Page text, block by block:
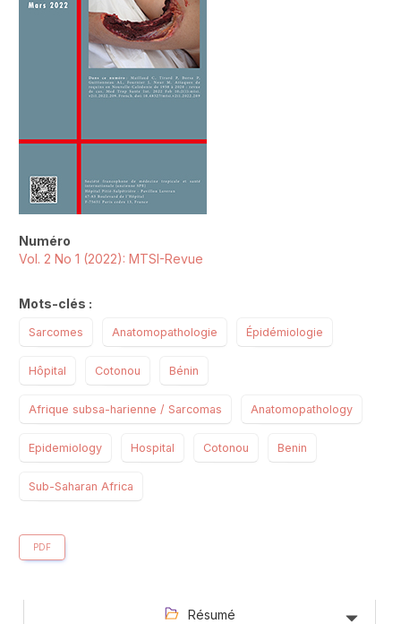
Numéro
Vol. 2 No 1 (2022): MTSI-Revue
Mots-clés :
Sarcomes Anatomopathologie Épidémiologie
Hôpital Cotonou Bénin
Afrique subsa-harienne / Sarcomas Anatomopathology
Epidemiology Hospital Cotonou Benin
Sub-Saharan Africa
PDF
Résumé